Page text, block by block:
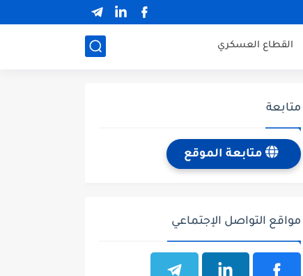
القطاع العسكري
متابعة
متابعة الموقع
مواقع التواصل الإجتماعي